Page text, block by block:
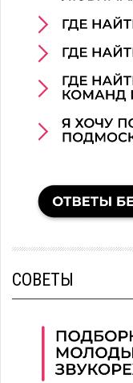
СОВЕТЫ